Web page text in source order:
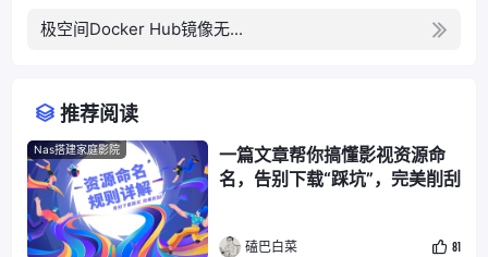
极空间Docker Hub镜像无...
推荐阅读
Nas搭建家庭影院
一篇文章帮你搞懂影视资源命
名，告别下载“踩坑”，完美削刮
磕巴白菜 81